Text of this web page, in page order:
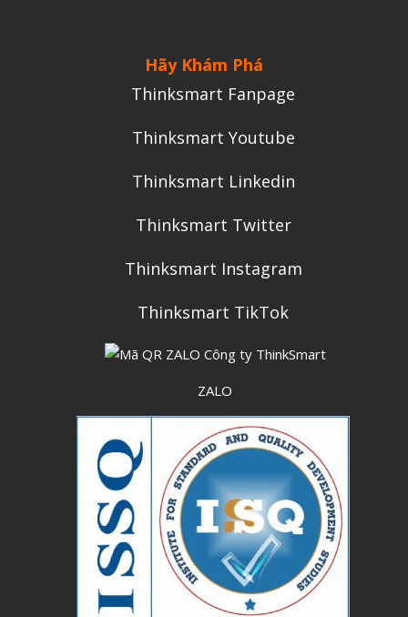
Hãy Khám Phá
Thinksmart Fanpage
Thinksmart Youtube
Thinksmart Linkedin
Thinksmart Twitter
Thinksmart Instagram
Thinksmart TikTok
ZALO